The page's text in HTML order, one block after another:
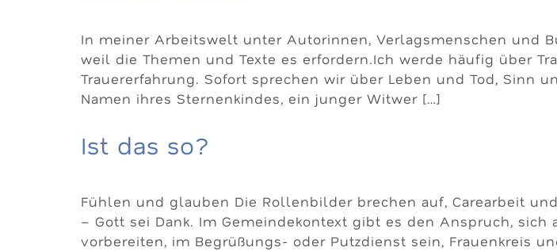
In meiner Arbeitswelt unter Autorinnen, Verlagsmenschen und
weil die Themen und Texte es erfordern.Ich werde häufig über
Trauererfahrung. Sofort sprechen wir über Leben und Tod, Sinn
Namen ihres Sternenkindes, ein junger Witwer […]
Ist das so?
Fühlen und glauben Die Rollenbilder brechen auf, Carearbeit
– Gott sei Dank. Im Gemeindekontext gibt es den Anspruch,
vorbereiten, im Begrüßungs- oder Putzdienst sein, Frauenkreis